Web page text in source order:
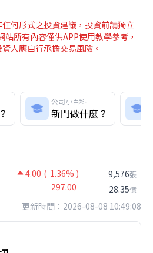
何形式之投資建議，投資前請獨立
所有內容僅供APP使用教學參考，
人應自行承擔交易風險。
公司小百科
新門做什麼？
4.00 ( 1.36% )
297.00
9,576張
28.35億
更新時間：2026-08-08 10:49:08